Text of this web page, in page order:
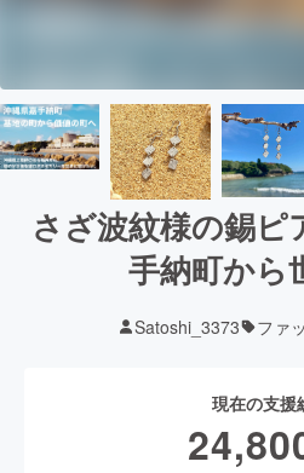
さざ波紋様の錫ピ
手納町から
Satoshi_3373 ファ
現在の支援